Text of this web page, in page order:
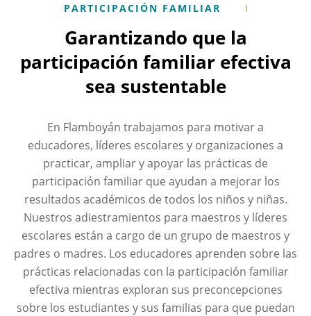
PARTICIPACIÓN FAMILIAR
Garantizando que la
participación familiar efectiva
sea sustentable
En Flamboyán trabajamos para motivar a
educadores, líderes escolares y organizaciones a
practicar, ampliar y apoyar las prácticas de
participación familiar que ayudan a mejorar los
resultados académicos de todos los niños y niñas.
Nuestros adiestramientos para maestros y líderes
escolares están a cargo de un grupo de maestros y
padres o madres. Los educadores aprenden sobre las
prácticas relacionadas con la participación familiar
efectiva mientras exploran sus preconcepciones
sobre los estudiantes y sus familias para que puedan